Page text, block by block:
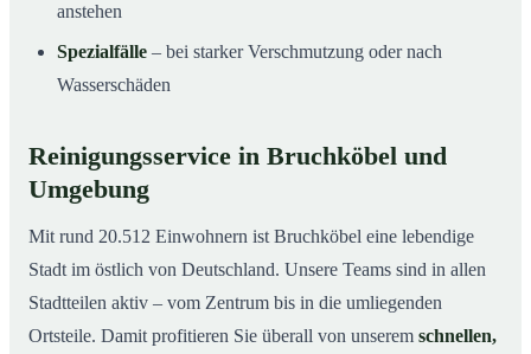
anstehen
Spezialfälle – bei starker Verschmutzung oder nach
Wasserschäden
Reinigungsservice in Bruchköbel und
Umgebung
Mit rund 20.512 Einwohnern ist Bruchköbel eine lebendige
Stadt im östlich von Deutschland. Unsere Teams sind in allen
Stadtteilen aktiv – vom Zentrum bis in die umliegenden
Ortsteile. Damit profitieren Sie überall von unserem schnellen,